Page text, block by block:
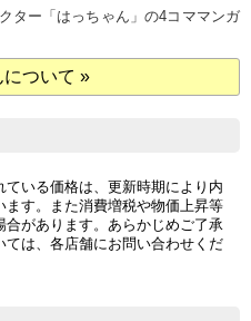
ター「はっちゃん」の4コママンガ
ついて »
ている価格は、更新時期により内
す。また消費増税や物価上昇等
があります。あらかじめご了承
ては、各店舗にお問い合わせくだ